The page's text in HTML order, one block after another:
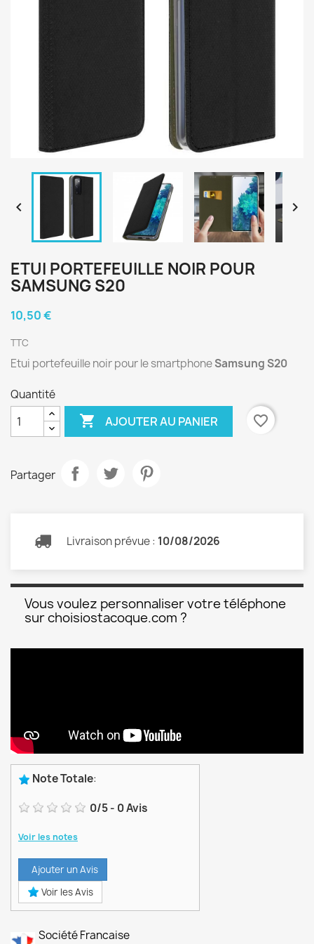
 
ETUI PORTEFEUILLE NOIR POUR
SAMSUNG S20
10,50 €
TTC
Etui portefeuille noir pour le smartphoneSamsung S20
Quantité
 AJOUTER AU PANIER favorite_border
Partager
Livraison prévue : 10/08/2026
Vous voulez personnaliser votre téléphone
sur choisiostacoque.com ?
Note Totale:
0/5- 0Avis
Voir les notes
Ajouter un Avis
Voir les Avis
Société Francaise